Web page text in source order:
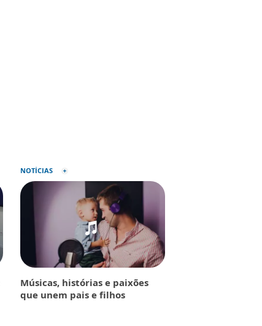
NOTÍCIAS
Músicas, histórias e paixões
que unem pais e filhos